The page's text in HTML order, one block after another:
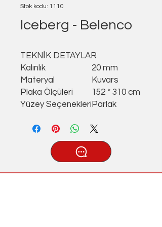
Stok kodu: 1110
Iceberg - Belenco
TEKNİK DETAYLAR
Kalınlık
20 mm
Materyal
Kuvars
Plaka Ölçüleri
152 * 310 cm
Yüzey Seçenekleri Parlak